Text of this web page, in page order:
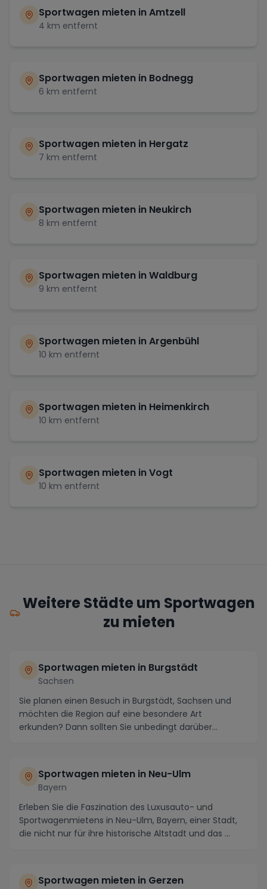
Sportwagen mieten inAmtzell
4 km entfernt
Sportwagen mieten in Bodnegg
6 km entfernt
Sportwagen mieten in Hergatz
7 km entfernt
Sportwagen mieten in Neukirch
8 km entfernt
Sportwagen mieten inWaldburg
9 km entfernt
Sportwagen mieten inArgenbühl
10 km entfernt
Sportwagen mieten in Heimenkirch
10 km entfernt
Sportwagen mieten inVogt
10 km entfernt
Weitere Städte um Sportwagen
zu mieten
Sportwagen mieten in Burgstädt
Sachsen
Sie planen einen Besuch in Burgstädt, Sachsen und
möchten die Region auf eine besondere Art
erkunden? Dann sollten Sie unbedingt darüber
Sportwagen mieten in Neu-Ulm
Bayern
Erleben Sie die Faszination des Luxusauto- und
Sportwagenmietens in Neu-Ulm, Bayern, einer Stadt,
die nicht nur für ihre historische Altstadt und das ...
Sportwagen mieten in Gerzen